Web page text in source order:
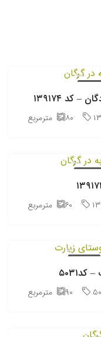
روزانه
کد ۱۳۹۱۷۴
۸۰ مترمربع
روزانه
۶۰ مترمربع
اجاره روزانه
۹۰ مترمربع